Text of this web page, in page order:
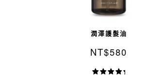
潤澤護髮油
NT$580